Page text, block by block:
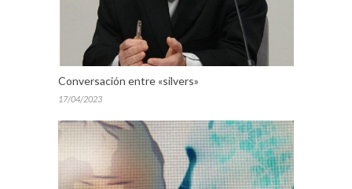
Conversación entre «silvers»
17/04/2023